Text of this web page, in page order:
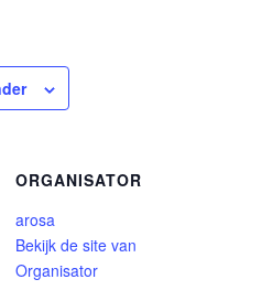
ORGANISATOR
arosa
Bekijk de site van
Organisator